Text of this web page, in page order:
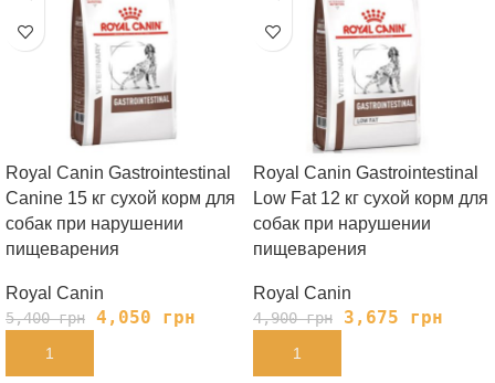
Royal Canin Gastrointestinal
Canine 15 кг сухой корм для
собак при нарушении
пищеварения
Royal Canin
5,400грн 4,050 грн
В КОРЗИНУ
Royal Canin Gastrointestinal
Low Fat 12 кг сухой корм для
собак при нарушении
пищеварения
Royal Canin
4,900грн 3,675 грн
В КОРЗИНУ